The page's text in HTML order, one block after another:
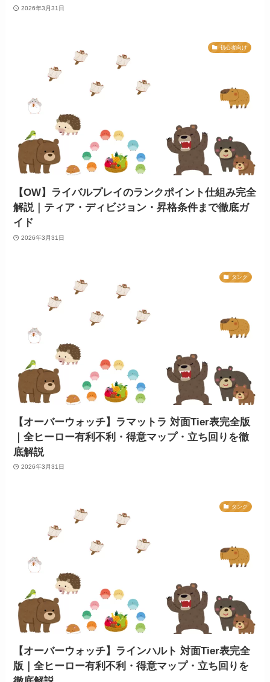
2026年3月31日
初心者向け
【OW】ライバルプレイのランクポイント仕組み完全
解説｜ティア・ディビジョン・昇格条件まで徹底ガ
イド
2026年3月31日
タンク
【オーバーウォッチ】ラマットラ 対面Tier表完全版
｜全ヒーロー有利不利・得意マップ・立ち回りを徹
底解説
2026年3月31日
タンク
【オーバーウォッチ】ラインハルト 対面Tier表完全
版｜全ヒーロー有利不利・得意マップ・立ち回りを